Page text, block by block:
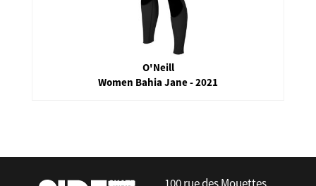
O'Neill
Women Bahia Jane - 2021